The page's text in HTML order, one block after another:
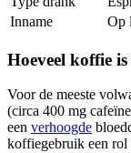
Inname
Op
Hoeveel koffie
Voor de meeste
(circa 400 mg
een verhoogde
koffiegebruik een rol